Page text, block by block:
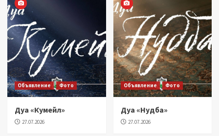
Объявление Фото
Дуа «Кумейл»
27.07.2026
Объявление Фото
Дуа «Нудба»
27.07.2026